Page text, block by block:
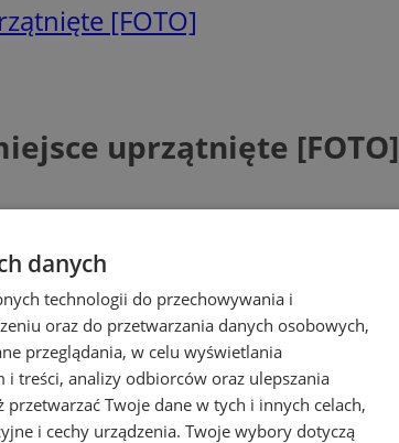
[FOTO]
uprzątnięte [FOTO]
danych
technologii do przechowywania i
oraz do przetwarzania danych osobowych,
przeglądania, w celu wyświetlania
treści, analizy odbiorców oraz ulepszania
przetwarzać Twoje dane w tych i innych celach,
i cechy urządzenia. Twoje wybory dotyczą